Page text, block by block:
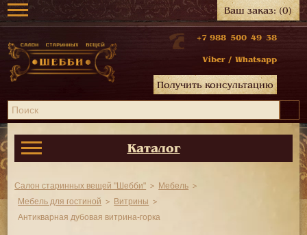
Ваш заказ:(0)
+7 988 500 49 38
Viber / Whatsapp
Получить консультацию
Каталог
Салон старинных вещей "Шебби"
Мебель
Мебель для гостиной
Витрины
Антикварная дубовая витрина-горка